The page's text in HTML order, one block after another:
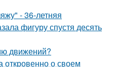
- 36-летняя
фигуру спустя десять
движений?
откровенно о своем